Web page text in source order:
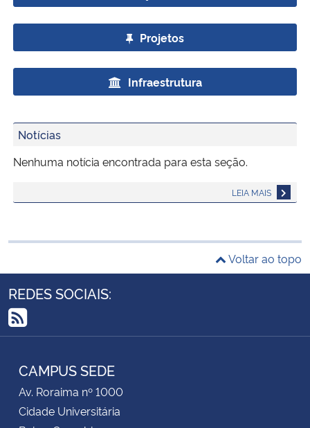
Planalto
Projetos
Infraestrutura
Notícias
Nenhuma notícia encontrada para esta seção.
LEIA MAIS
Voltar ao topo
REDES SOCIAIS:
RSS
CAMPUS SEDE
Av. Roraima nº 1000
Cidade Universitária